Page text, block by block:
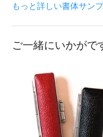
もっと詳しい書体サン
ご一緒にいかがで